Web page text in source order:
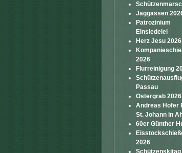
Jaggassen
Patrozinium
Einsiedelei
Herz Jesu 2026
2026
Flurreinigung
Passau
Ostergrab 2026
Andreas Hofer
St. Johann in
60er Günther
2026
Schützenskitag